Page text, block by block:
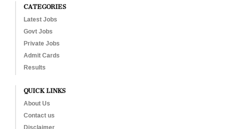
CATEGORIES
Latest Jobs
Govt Jobs
Private Jobs
Admit Cards
Results
QUICK LINKS
About Us
Contact us